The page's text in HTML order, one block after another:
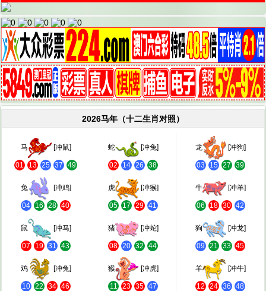
2026马年（十二生肖对照）
马 [冲鼠]
01 13 25 37 49
蛇 [冲兔]
02 14 26 38
龙 [冲狗]
03 15 27 39
兔 [冲鸡]
04 16 28 40
虎 [冲猴]
05 17 29 41
牛 [冲羊]
06 18 30 42
鼠 [冲马]
07 19 31 43
猪 [冲蛇]
08 20 32 44
狗 [冲龙]
09 21 33 45
鸡 [冲兔]
10 22 34 46
猴 [冲虎]
11 23 35 47
羊 [冲牛]
12 24 36 48